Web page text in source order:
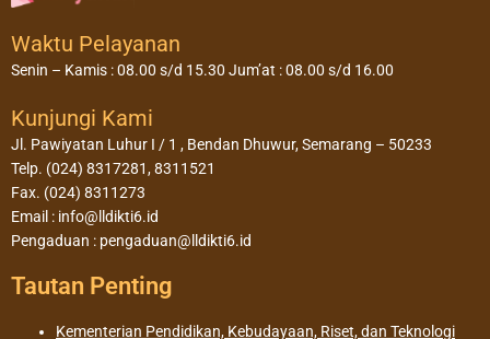
Waktu Pelayanan
Senin – Kamis : 08.00 s/d 15.30 Jum’at : 08.00 s/d 16.00
Kunjungi Kami
Jl. Pawiyatan Luhur I / 1 , Bendan Dhuwur, Semarang – 50233
Telp. (024) 8317281, 8311521
Fax. (024) 8311273
Email : info@lldikti6.id
Pengaduan : pengaduan@lldikti6.id
Tautan Penting
Kementerian Pendidikan, Kebudayaan, Riset, dan Teknologi